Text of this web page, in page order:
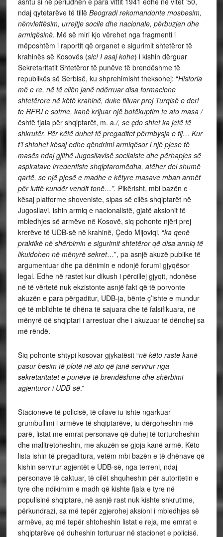
ndaj qytetarëve të tillë Beogradi rekomandonte mosbesim,
nënvleftësim, urrejtje socile dhe nacionale, përbuzjen dhe
armiqësinë. Më së miri kjo vërehet nga fragmenti i
mëposhtëm i raportit që organet e sigurimit shtetëror të
krahinës së Kosovës (sic! I asaj kohe) i kishin dërguar
Sekretaritatit Shtetëror të punëve të brendëshme të
republikës së Serbisë, ku shprehimisht theksohej: “Historia
më e re, në të cilën janë ndërruar disa formacione
shtetërore në këtë krahinë, duke filluar prej Turqisë e deri
te RFPJ e sotme, kanë krijuar një botëkuptim te ato masa /
është fjala për shqiptarët, m. a./, se çdo shtet ka jetë të
shkrutër. Për këtë duhet të pregaditet përmbysja e tij… Kur
t’i shtohet kësaj edhe qëndrimi armiqësor i një pjese të
masës ndaj gjithë Jugosllavisë socilaiste dhe përhapjes së
aspiratave irredentiste shqiptaromëdha, atëher del shumë
qartë, se një pjesë e madhe e këtyre masave mban armët
për luftë kundër vendit tonë…”. Pikërisht, mbi bazën e
kësaj platforme shoveniste, sipas së cilës shqiptarët në
Jugosllavi, ishin armiq e nacionalistë, gjatë aksionit të
mbledhjes së armëve në Kosovë, siq pohonte njëri prej
krerëve të UDB-së në krahinë, Çedo Mijoviqi, “ka qenë
praktikë në shërbimin e sigurimit shtetëror që disa armiq të
likuidohen në mënyrë sekret…”, pa asnjë akuzë publike të
argumentuar dhe pa dënimin e ndonjë forumi gjyqësor
legal. Edhe në rastet kur dikush i përcillej gjyqit, ndonëse
në të vërtetë nuk ekzistonte asnjë fakt që të porvonte
akuzën e para përgaditur, UDB-ja, bënte ç’ishte e mundur
që të mblidhte të dhëna të sajuara dhe të falsifikuara, në
mënyrë që shqiptari i arrestuar dhe i akuzuar të dënohej sa
më rëndë.
Siq pohonte shtypi kosovar gjykatësit “në këto raste kanë
pasur besim të plotë në ato që janë servirur nga
sekretaritatet e punëve të brendëshme dhe shërbimi
agjenturor i UDB-së.”
Stacioneve të policisë, të cilave iu ishte ngarkuar
grumbullimi i armëve të shqiptarëve, iu dërgoheshin më
parë, listat me emrat personave që duhej të torturoheshin
dhe malltretoheshin, me akuzën se gjoja kanë armë. Këto
lista ishin të pregaditura, vetëm mbi bazën e të dhënave që
kishin servirur agjentët e UDB-së, nga terreni, ndaj
personave të caktuar, të cilët shquheshin për autoritetin e
tyre dhe ndikimim e madh që kishte fjala e tyre në
popullsinë shqiptare, në asnjë rast nuk kishte shkrutime,
përkundrazi, sa më tepër zgjerohej aksioni i mbledhjes së
armëve, aq më tepër shtoheshin listat e reja, me emrat e
shqiptarëve që duheshin torturuar në stacionet e policisë.